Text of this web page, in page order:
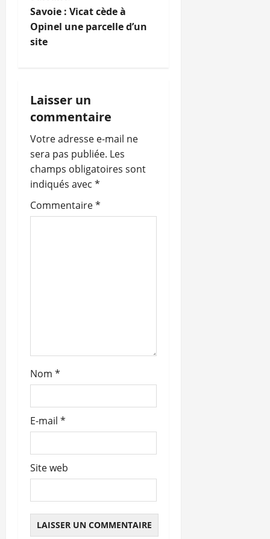
i
g
t
i
o
n
d
’
l
Savoie : Vicat cède à
Opinel une parcelle d’un
site
Laisser un
commentaire
Votre adresse e-mail ne
sera pas publiée. Les
champs obligatoires sont
indiqués avec *
Commentaire*
Nom *
E-mail *
Site web